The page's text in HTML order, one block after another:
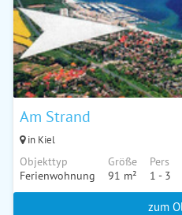
Am Strand
in Kiel
Objekttyp
Ferienwohnung
Größe
91 m²
Pers
1 - 3
zum